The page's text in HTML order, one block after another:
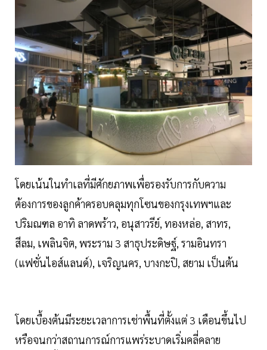
โดยเน้นในทำเลที่มีศักยภาพเพื่อรองรับการกับความ
ต้องการของลูกค้าครอบคลุมทุกโซนของกรุงเทพฯและ
ปริมณฑล อาทิ ลาดพร้าว, อนุสาวรีย์, ทองหล่อ, สาทร,
สีลม, เพลินจิต, พระราม 3 สาธุประดิษฐ์, รามอินทรา
(แฟชั่นไอส์แลนด์), เจริญนคร, บางกะปิ, สยาม เป็นต้น
โดยเบื้องต้นมีระยะเวลาการเช่าพื้นที่ตั้งแต่ 3 เดือนขึ้นไป
หรือจนกว่าสถานการณ์การแพร่ระบาดเริ่มคลี่คลาย